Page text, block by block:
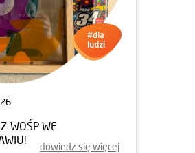
WOŚP WE
dowiedz się więcej